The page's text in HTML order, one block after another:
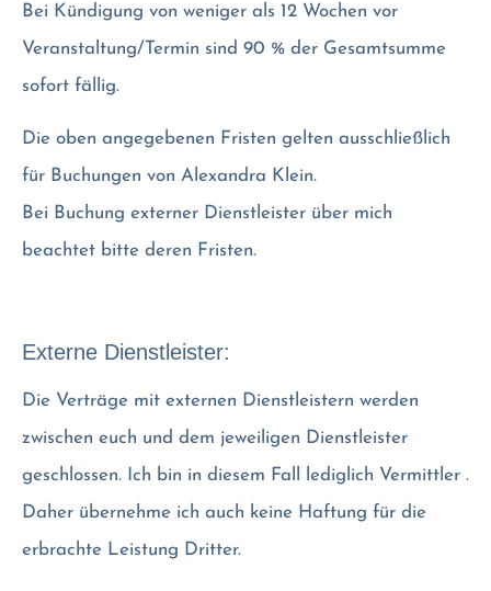
Bei Kündigung von weniger als 12 Wochen vor
Veranstaltung/Termin sind 90 % der Gesamtsumme
sofort fällig.
Die oben angegebenen Fristen gelten ausschließlich
für Buchungen von Alexandra Klein.
Bei Buchung externer Dienstleister über mich
beachtet bitte deren Fristen.
Externe Dienstleister:
Die Verträge mit externen Dienstleistern werden
zwischen euch und dem jeweiligen Dienstleister
geschlossen. Ich bin in diesem Fall lediglich Vermittler .
Daher übernehme ich auch keine Haftung für die
erbrachte Leistung Dritter.